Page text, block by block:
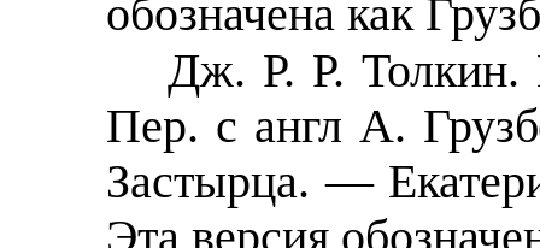
обозначена как
Дж. Р. Р. Толкин.
Пер. с англ А.
Застырца. —